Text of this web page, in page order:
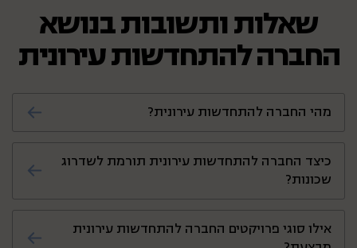
שאלות ותשובות בנושא
החברה להתחדשות עירונית
מהי החברה להתחדשות עירונית?
החברה להתחדשות עירונית היא גוף מקצועי
הפועל לשיקום אזורים ותיקים, חיזוק מבנים רעועים
כיצד החברה להתחדשות עירונית תורמת לשדרוג
שכונות?
החברה להתחדשות עירונית פועלת לפיתוח
אזורים באמצעות פרויקטים כמו פינוי-בינוי ותמ"א
אילו סוגי פרויקטים החברה להתחדשות עירונית